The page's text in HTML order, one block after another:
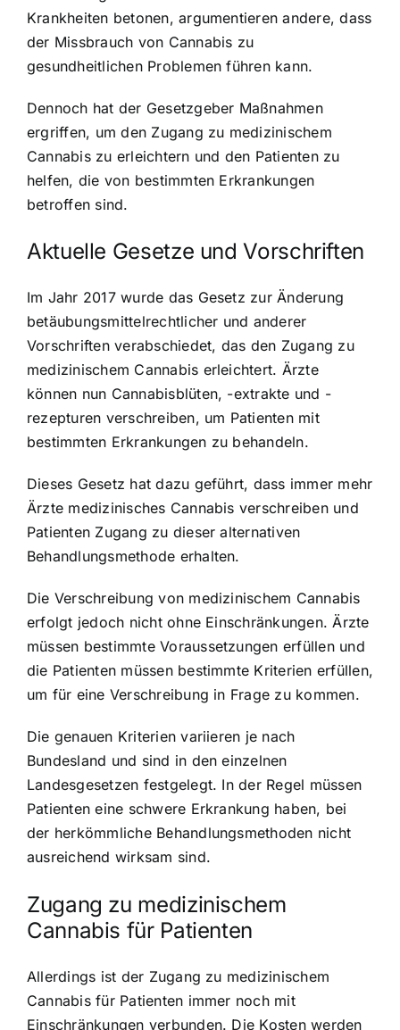
Krankheiten betonen, argumentieren andere, dass
der Missbrauch von Cannabis zu
gesundheitlichen Problemen führen kann.
Dennoch hat der Gesetzgeber Maßnahmen
ergriffen, um den Zugang zu medizinischem
Cannabis zu erleichtern und den Patienten zu
helfen, die von bestimmten Erkrankungen
betroffen sind.
Aktuelle Gesetze und Vorschriften
Im Jahr 2017 wurde das Gesetz zur Änderung
betäubungsmittelrechtlicher und anderer
Vorschriften verabschiedet, das den Zugang zu
medizinischem Cannabis erleichtert. Ärzte
können nun Cannabisblüten, -extrakte und -
rezepturen verschreiben, um Patienten mit
bestimmten Erkrankungen zu behandeln.
Dieses Gesetz hat dazu geführt, dass immer mehr
Ärzte medizinisches Cannabis verschreiben und
Patienten Zugang zu dieser alternativen
Behandlungsmethode erhalten.
Die Verschreibung von medizinischem Cannabis
erfolgt jedoch nicht ohne Einschränkungen. Ärzte
müssen bestimmte Voraussetzungen erfüllen und
die Patienten müssen bestimmte Kriterien erfüllen,
um für eine Verschreibung in Frage zu kommen.
Die genauen Kriterien variieren je nach
Bundesland und sind in den einzelnen
Landesgesetzen festgelegt. In der Regel müssen
Patienten eine schwere Erkrankung haben, bei
der herkömmliche Behandlungsmethoden nicht
ausreichend wirksam sind.
Zugang zu medizinischem
Cannabis für Patienten
Allerdings ist der Zugang zu medizinischem
Cannabis für Patienten immer noch mit
Einschränkungen verbunden. Die Kosten werden